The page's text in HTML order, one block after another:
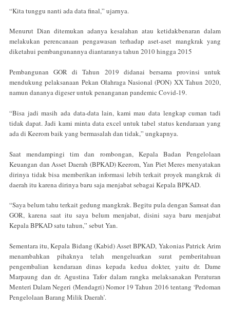
“Kita tunggu nanti ada data final,” ujarnya.
Menurut Dian ditemukan adanya kesalahan atau ketidakbenaran dalam
melakukan perencanaan pengawasan terhadap aset-aset mangkrak yang
diketahui pembangunannya diantaranya tahun 2010 hingga 2015
Pembangunan GOR di Tahun 2019 didanai bersama provinsi untuk
mendukung pelaksanaan Pekan Olahraga Nasional (PON) XX Tahun 2020,
namun dananya digeser untuk penanganan pandemic Covid-19.
“Bisa jadi masih ada data-data lain, kami mau data lengkap cuman tadi
tidak dapat. Jadi kami minta data excel untuk tabel status kendaraan yang
ada di Keerom baik yang bermasalah dan tidak,” ungkapnya.
Saat mendampingi tim dan rombongan, Kepala Badan Pengelolaan
Keuangan dan Asset Daerah (BPKAD) Keerom, Yan Piet Meres menyatakan
dirinya tidak bisa memberikan informasi lebih terkait proyek mangkrak di
daerah itu karena dirinya baru saja menjabat sebagai Kepala BPKAD.
“Saya belum tahu terkait gedung mangkrak. Begitu pula dengan Samsat dan
GOR, karena saat itu saya belum menjabat, disini saya baru menjabat
Kepala BPKAD satu tahun,” sebut Yan.
Sementara itu, Kepala Bidang (Kabid) Asset BPKAD, Yakonias Patrick Arim
menambahkan pihaknya telah mengeluarkan surat pemberitahuan
pengembalian kendaraan dinas kepada kedua dokter, yaitu dr. Dame
Marpaung dan dr. Agustina Tafor dalam rangka melaksanakan Peraturan
Menteri Dalam Negeri (Mendagri) Nomor 19 Tahun 2016 tentang ‘Pedoman
Pengelolaan Barang Milik Daerah’.